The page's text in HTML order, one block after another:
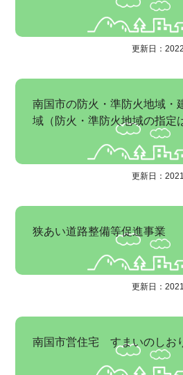
更新日：
南国市の防火・準防火地域・
域（防火・準防火地域の指定
更新日：
狭あい道路整備等促進事業
更新日：
南国市営住宅 すまいのしお